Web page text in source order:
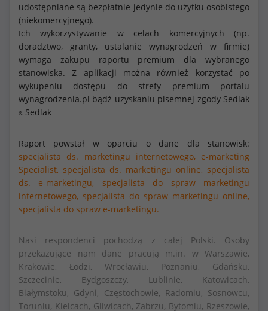
udostępniane są bezpłatnie jedynie do użytku osobistego
(niekomercyjnego).
Ich wykorzystywanie w celach komercyjnych (np.
doradztwo, granty, ustalanie wynagrodzeń w firmie)
wymaga zakupu raportu premium dla wybranego
stanowiska. Z aplikacji można również korzystać po
wykupeniu dostępu do strefy premium portalu
wynagrodzenia.pl bądź uzyskaniu pisemnej zgody Sedlak
& Sedlak
Raport powstał w oparciu o dane dla stanowisk:
specjalista ds. marketingu internetowego, e-marketing
Specialist, specjalista ds. marketingu online, specjalista
ds. e-marketingu,
specjalista do spraw marketingu
internetowego, specjalista do spraw marketingu online,
specjalista do spraw e-marketingu.
Nasi respondenci pochodzą z całej Polski. Osoby
przekazujące nam dane pracują m.in. w Warszawie,
Krakowie, Łodzi, Wrocławiu, Poznaniu, Gdańsku,
Szczecinie, Bydgoszczy, Lublinie, Katowicach,
Białymstoku, Gdyni, Częstochowie, Radomiu, Sosnowcu,
Toruniu, Kielcach, Gliwicach, Zabrzu, Bytomiu, Rzeszowie,